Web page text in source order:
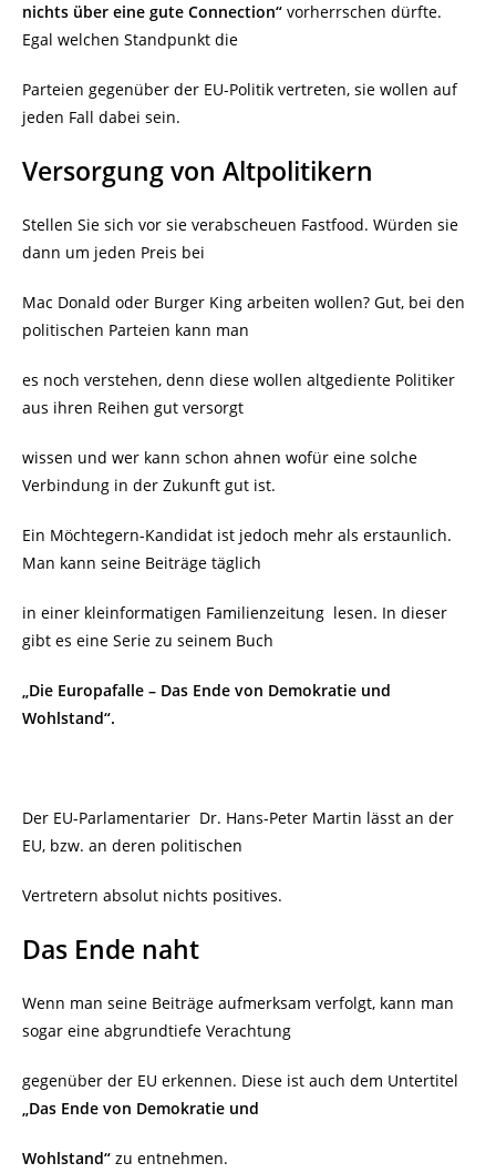
nichts über eine gute Connection“ vorherrschen dürfte.
Egal welchen Standpunkt die
Parteien gegenüber der EU-Politik vertreten, sie wollen auf
jeden Fall dabei sein.
Versorgung von Altpolitikern
Stellen Sie sich vor sie verabscheuen Fastfood. Würden sie
dann um jeden Preis bei
Mac Donald oder Burger King arbeiten wollen? Gut, bei den
politischen Parteien kann man
es noch verstehen, denn diese wollen altgediente Politiker
aus ihren Reihen gut versorgt
wissen und wer kann schon ahnen wofür eine solche
Verbindung in der Zukunft gut ist.
Ein Möchtegern-Kandidat ist jedoch mehr als erstaunlich.
Man kann seine Beiträge täglich
in einer kleinformatigen Familienzeitung lesen. In dieser
gibt es eine Serie zu seinem Buch
„Die Europafalle – Das Ende von Demokratie und
Wohlstand“.
Der EU-Parlamentarier Dr. Hans-Peter Martin lässt an der
EU, bzw. an deren politischen
Vertretern absolut nichts positives.
Das Ende naht
Wenn man seine Beiträge aufmerksam verfolgt, kann man
sogar eine abgrundtiefe Verachtung
gegenüber der EU erkennen. Diese ist auch dem Untertitel
„Das Ende von Demokratie und
Wohlstand“ zu entnehmen.